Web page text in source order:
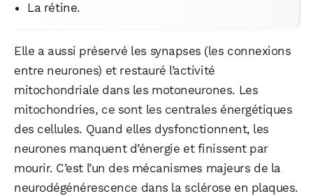
La rétine.
Elle a aussi préservé les synapses (les connexions
entre neurones) et restauré l’activité
mitochondriale dans les motoneurones. Les
mitochondries, ce sont les centrales énergétiques
des cellules. Quand elles dysfonctionnent, les
neurones manquent d’énergie et finissent par
mourir. C’est l’un des mécanismes majeurs de la
neurodégénérescence dans la sclérose en plaques.